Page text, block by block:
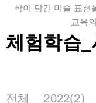
학이 담긴 미술 표현
교육
체험학습_
전체 2022(2)